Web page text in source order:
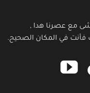
مع عصرنا هدا ,
في المكان الصحيح.